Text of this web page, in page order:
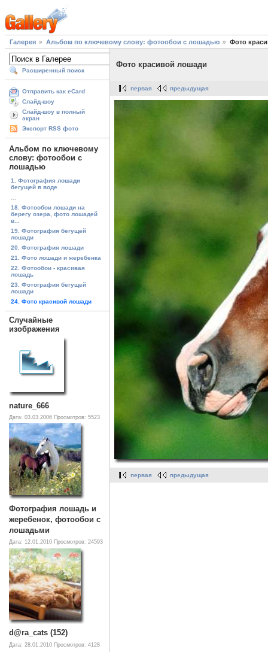
Галерея Альбом по ключевому слову: фотообои с лошадью Фото
Расширенный поиск
Отправить как eCard
Слайд-шоу
Слайд-шоу в полный
экран
Экспорт RSS фото
Альбом по ключевому
слову: фотообои с
лошадью
1. Фотография лошади
бегущей в воде
18. Фотообои лошади на
берегу озера, фото лошадей
в...
19. Фотография бегущей
лошади
20. Фотография лошади
21. Фото лошади и жеребенка
22. Фотообои - красивая
лошадь
23. Фотография бегущей
лошади
24. Фото красивой лошади
Случайные
изображения
nature_666
Дата: 03.03.2006 Просмотров: 5523
Фотография лошадь и
жеребенок, фотообои с
лошадьми
Дата: 12.01.2010 Просмотров: 24593
d@ra_cats (152)
Дата: 28.01.2010 Просмотров: 4128
Фото красивой лошади
первая предыдущая
первая предыдущая